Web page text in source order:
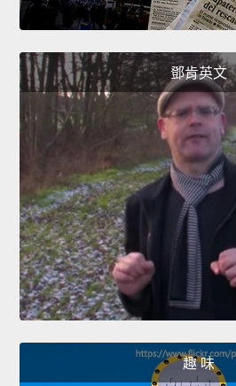
鄧肯英文
趣 味